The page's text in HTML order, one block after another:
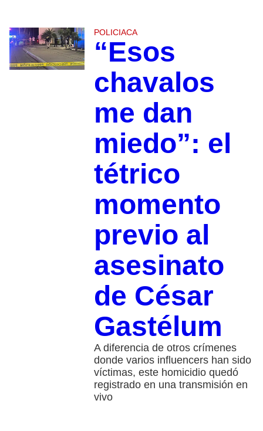
POLICIACA
“Esos
chavalos
me dan
miedo”: el
tétrico
momento
previo al
asesinato
de César
Gastélum
A diferencia de otros crímenes
donde varios influencers han sido
víctimas, este homicidio quedó
registrado en una transmisión en
vivo